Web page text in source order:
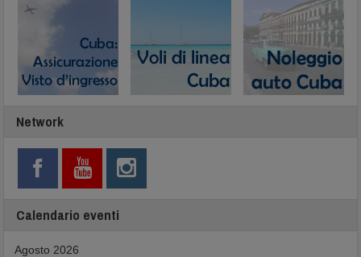
Network
Calendario eventi
Agosto 2026